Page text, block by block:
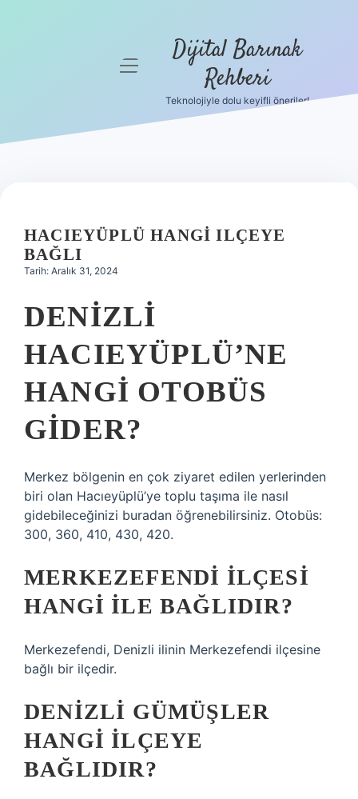
Hakkımızda
menüyü
Dijital Barınak
Rehberi
Teknolojiyle dolu keyifli öneriler!
HACIEYÜPLÜ HANGI ILÇEYE
BAĞLI
Tarih: Aralık 31, 2024
DENIZLI
HACIEYÜPLÜ’NE
HANGI OTOBÜS
GIDER?
Merkez bölgenin en çok ziyaret edilen yerlerinden
biri olan Hacıeyüplü’ye toplu taşıma ile nasıl
gidebileceğinizi buradan öğrenebilirsiniz. Otobüs:
300, 360, 410, 430, 420.
MERKEZEFENDI ILÇESI
HANGI ILE BAĞLIDIR?
Merkezefendi, Denizli ilinin Merkezefendi ilçesine
bağlı bir ilçedir.
DENIZLI GÜMÜŞLER
HANGI ILÇEYE
BAĞLIDIR?